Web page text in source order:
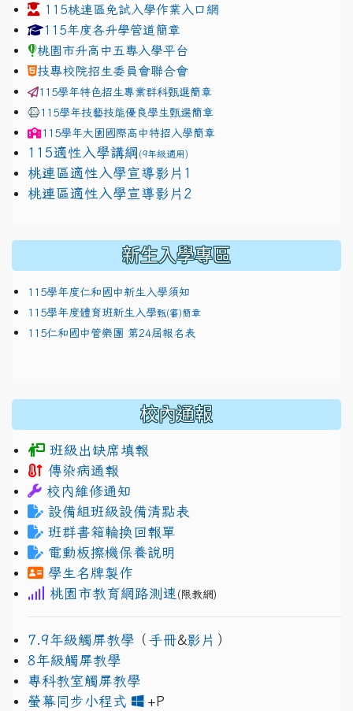
115桃連區免試入學作業入口網
link to https://www.jhjhs.tyc.edu.tw/modules/
115年度各升學管道簡章
桃園市升高中五專入學平台
技專校院招生委員會聯合會
115學年特色招生專業群科甄選簡章
115學年技藝技能優良學生甄選簡章
115學年大園國際高中特招入學簡章
115適性入學講綱 (9年級適用)
link to https://docs.google.com/presentation/d/
桃連區適性入學宣導影片1
link to https://docs.google.com/presentation/d/
桃連區適性入學宣導影片2
新生入學專區
115學年度仁和國中新生入學須知
115學年度體育班新生入學甄(審)簡章
115仁和國中管樂團 第24屆報名表
校內通報
班級出缺席填報
傳染病通報
校內維修通知
設備組班級設備清點表
班群書箱輪換回報單
電動板擦機保養說明
學生名牌製作
桃園市教育網路測速 (限教網)
7.9年級觸屏教學 （ 手冊&影片 ）
8年級觸屏教學
專科教室觸屏教學
螢幕同步小程式
+P